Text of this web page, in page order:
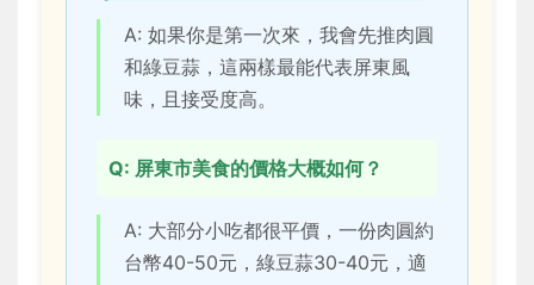
A: 如果你是第一次來，我會先推肉圓
和綠豆蒜，這兩樣最能代表屏東風
味，且接受度高。
Q: 屏東市美食的價格大概如何？
A: 大部分小吃都很平價，一份肉圓約
台幣40-50元，綠豆蒜30-40元，適